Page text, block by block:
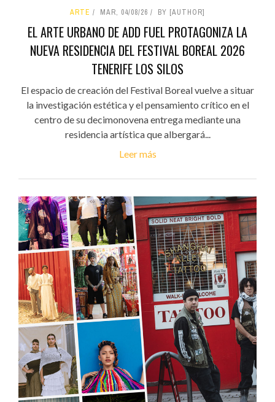
ARTE MAR, 04/08/26 BY [AUTHOR]
EL ARTE URBANO DE ADD FUEL PROTAGONIZA LA
NUEVA RESIDENCIA DEL FESTIVAL BOREAL 2026
TENERIFE LOS SILOS
El espacio de creación del Festival Boreal vuelve a situar
la investigación estética y el pensamiento crítico en el
centro de su decimonovena entrega mediante una
residencia artística que albergará...
Leer más